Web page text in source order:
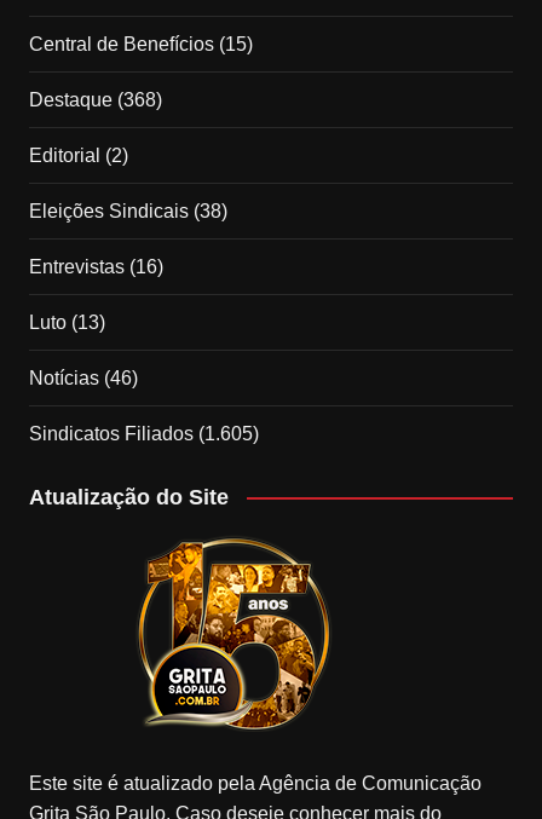
Central de Benefícios(15)
Destaque(368)
Editorial (2)
Eleições Sindicais(38)
Entrevistas(16)
Luto(13)
Notícias(46)
Sindicatos Filiados(1.605)
Atualização do Site
Este site é atualizado pela Agência de Comunicação
Grita São Paulo. Caso deseje conhecer mais do